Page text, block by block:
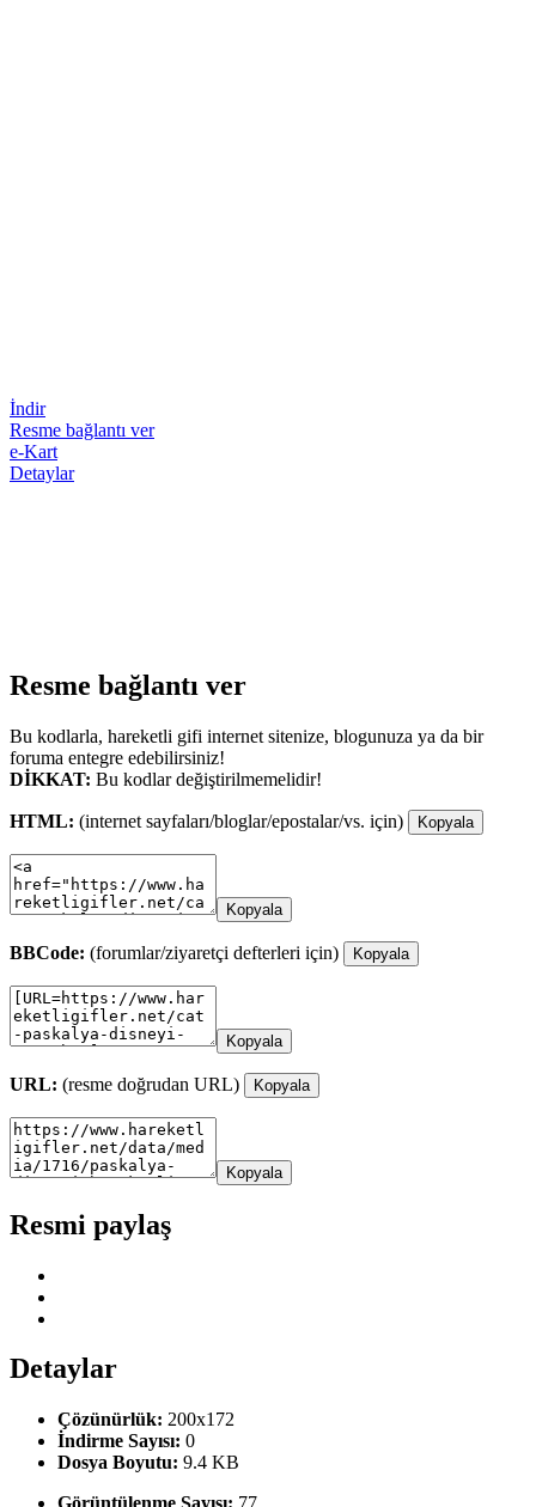
İndir
Resme bağlantı ver
e-Kart
Detaylar
Resme bağlantı ver
Bu kodlarla, hareketli gifi internet sitenize, blogunuza ya da bir
foruma entegre edebilirsiniz!
DİKKAT: Bu kodlar değiştirilmemelidir!
HTML: (internet sayfaları/bloglar/epostalar/vs. için) Kopyala
Kopyala
BBCode: (forumlar/ziyaretçi defterleri için) Kopyala
Kopyala
URL: (resme doğrudan URL) Kopyala
Kopyala
Resmi paylaş
Detaylar
Çözünürlük: 200x172
İndirme Sayısı: 0
Dosya Boyutu: 9.4 KB